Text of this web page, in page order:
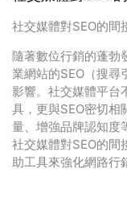
社交媒體對SEO的
隨著數位行銷的蓬勃
業網站的SEO（搜尋
影響。社交媒體平台
具，更與SEO密切相
量、增強品牌認知度
社交媒體對SEO的間
助工具來強化網路行